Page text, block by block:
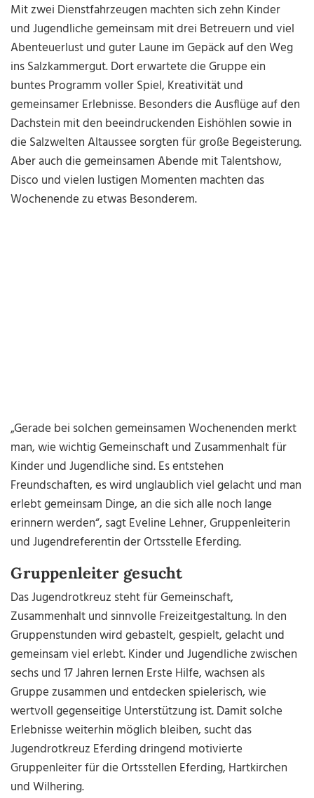
Mit zwei Dienstfahrzeugen machten sich zehn Kinder
und Jugendliche gemeinsam mit drei Betreuern und viel
Abenteuerlust und guter Laune im Gepäck auf den Weg
ins Salzkammergut. Dort erwartete die Gruppe ein
buntes Programm voller Spiel, Kreativität und
gemeinsamer Erlebnisse. Besonders die Ausflüge auf den
Dachstein mit den beeindruckenden Eishöhlen sowie in
die Salzwelten Altaussee sorgten für große Begeisterung.
Aber auch die gemeinsamen Abende mit Talentshow,
Disco und vielen lustigen Momenten machten das
Wochenende zu etwas Besonderem.
„Gerade bei solchen gemeinsamen Wochenenden merkt
man, wie wichtig Gemeinschaft und Zusammenhalt für
Kinder und Jugendliche sind. Es entstehen
Freundschaften, es wird unglaublich viel gelacht und man
erlebt gemeinsam Dinge, an die sich alle noch lange
erinnern werden“, sagt Eveline Lehner, Gruppenleiterin
und Jugendreferentin der Ortsstelle Eferding.
Gruppenleiter gesucht
Das Jugendrotkreuz steht für Gemeinschaft,
Zusammenhalt und sinnvolle Freizeitgestaltung. In den
Gruppenstunden wird gebastelt, gespielt, gelacht und
gemeinsam viel erlebt. Kinder und Jugendliche zwischen
sechs und 17 Jahren lernen Erste Hilfe, wachsen als
Gruppe zusammen und entdecken spielerisch, wie
wertvoll gegenseitige Unterstützung ist. Damit solche
Erlebnisse weiterhin möglich bleiben, sucht das
Jugendrotkreuz Eferding dringend motivierte
Gruppenleiter für die Ortsstellen Eferding, Hartkirchen
und Wilhering.